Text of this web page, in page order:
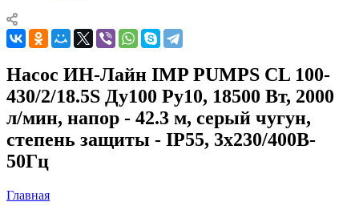
Насос ИН-Лайн IMP PUMPS CL 100-
430/2/18.5S Ду100 Ру10, 18500 Вт, 2000
л/мин, напор - 42.3 м, серый чугун,
степень защиты - IP55, 3x230/400B-
50Гц
Главная